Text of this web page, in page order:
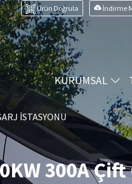
Ürün Doğrula İndirme
KURUMSAL
İSTASYONU
300A Çift